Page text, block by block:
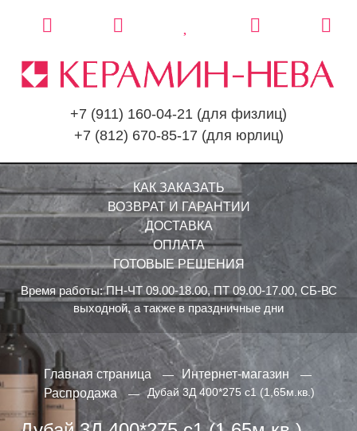
+7 (911) 160-04-21 (для физлиц)
+7 (812) 670-85-17 (для юрлиц)
КАК ЗАКАЗАТЬ
ВОЗВРАТ И ГАРАНТИИ
ДОСТАВКА
ОПЛАТА
ГОТОВЫЕ РЕШЕНИЯ
Время работы: ПН-ЧТ 09.00-18.00, ПТ 09.00-17.00, СБ-ВС
выходной, а также в праздничные дни
Главная страница
Интернет-магазин
Распродажа
Дубай 3Д 400*275 с1 (1,65м.кв.)